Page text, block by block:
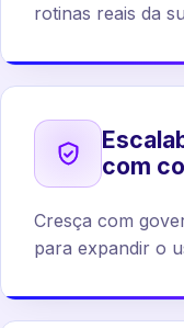
rotinas reais da
com
Cresça com
para expandir o